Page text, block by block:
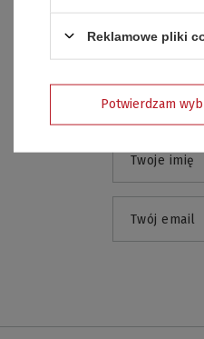
Dodaj
Twoje imię
Twój email
Reklamowe pliki
Potwierdzam